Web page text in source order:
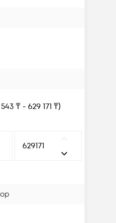
₸ - 629 171 ₸)